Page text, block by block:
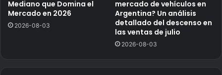
Mediano que Domina el
Mercado en 2026
2026-08-03
mercado de vehículos en
Argentina? Un análisis
detallado del descenso en
las ventas de julio
2026-08-03